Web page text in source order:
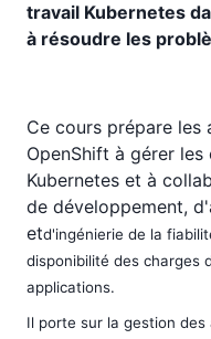
travail Kubernetes
à résoudre les
Ce cours prépare les
OpenShift à gérer
Kubernetes et à
de développement,
etd'ingénierie de la
disponibilité des charges
applications.
Il porte sur la gestion